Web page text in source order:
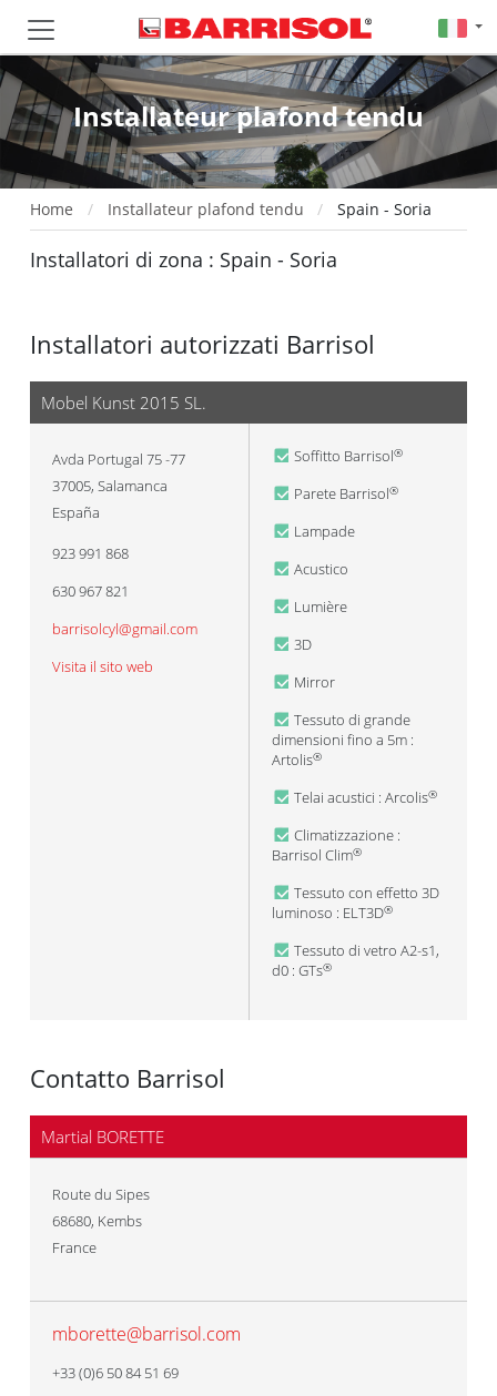
Installateur plafond tendu
Home Installateur plafond tendu Spain - Soria
Installatori di zona : Spain - Soria
Installatori autorizzati Barrisol
Mobel Kunst 2015 SL.
Avda Portugal 75 -77
37005, Salamanca
España
923 991 868
630 967 821
barrisolcyl@gmail.com
Visita il sito web
Soffitto Barrisol®
Parete Barrisol®
Lampade
Acustico
Lumière
3D
Mirror
Tessuto di grande
dimensioni fino a 5m :
Artolis®
Telai acustici : Arcolis®
Climatizzazione :
Barrisol Clim®
Tessuto con effetto 3D
luminoso : ELT3D®
Tessuto di vetro A2-s1,
d0 : GTs®
Contatto Barrisol
Martial BORETTE
Route du Sipes
68680, Kembs
France
mborette@barrisol.com
+33 (0)6 50 84 51 69